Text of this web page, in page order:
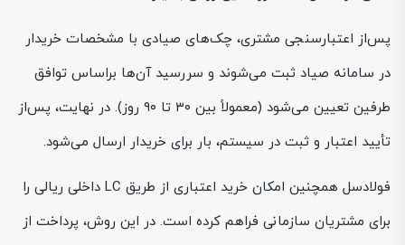
پس‌از اعتبارسنجی مشتری، چک‌های صیادی با مشخصات خریدار
در سامانه صیاد ثبت می‌شوند و سررسید آن‌ها براساس توافق
طرفین تعیین می‌شود (معمولاً بین ۳۰ تا ۹۰ روز). در نهایت، پس‌از
تأیید اعتبار و ثبت در سیستم، بار برای خریدار ارسال می‌شود.
فولادسل همچنین امکان خرید اعتباری از طریق LC داخلی ریالی را
برای مشتریان سازمانی فراهم کرده است. در این روش، پرداخت از